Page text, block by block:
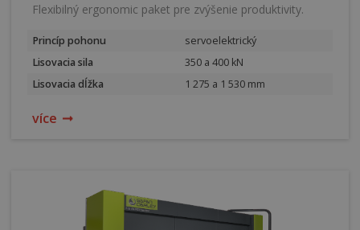
Flexibilný ergonomic paket pre zvýšenie produktivity.
Princíp pohonu
servoelektrický
Lisovacia sila
350 a 400 kN
Lisovacia dĺžka
1 275 a 1 530 mm
více